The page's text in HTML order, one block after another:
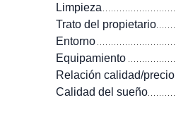
Limpieza
Trato del propietario
Entorno
Equipamiento
Relación calidad/precio
Calidad del sueño